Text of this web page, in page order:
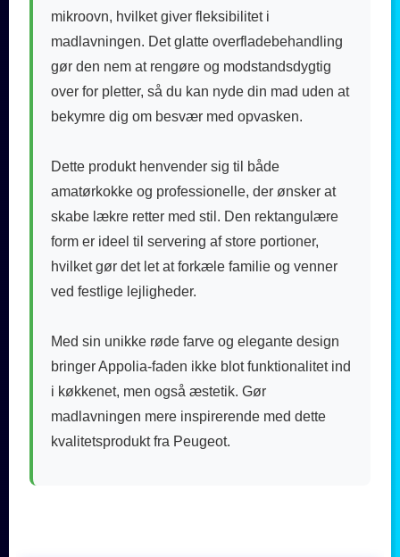
mikroovn, hvilket giver fleksibilitet i
madlavningen. Det glatte overfladebehandling
gør den nem at rengøre og modstandsdygtig
over for pletter, så du kan nyde din mad uden at
bekymre dig om besvær med opvasken.
Dette produkt henvender sig til både
amatørkokke og professionelle, der ønsker at
skabe lækre retter med stil. Den rektangulære
form er ideel til servering af store portioner,
hvilket gør det let at forkæle familie og venner
ved festlige lejligheder.
Med sin unikke røde farve og elegante design
bringer Appolia-faden ikke blot funktionalitet ind
i køkkenet, men også æstetik. Gør
madlavningen mere inspirerende med dette
kvalitetsprodukt fra Peugeot.